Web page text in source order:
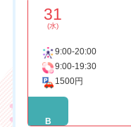
31
(水)
9:00-20:00
9:00-19:30
1500円
B